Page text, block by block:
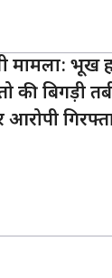
मामला: भूख
की बिगड़ी